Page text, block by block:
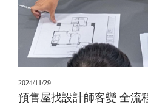
2024/11/29
預售屋找設計師客變 全流